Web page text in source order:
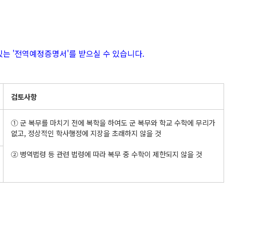
'전역예정증명서'를 받으실 수 있습니다.
검토사항
① 군 복무를 마치기 전에 복학을 하여도 군 복무와 학교 수학에 무리가
없고, 정상적인 학사행정에 지장을 초래하지 않을 것
② 병역법령 등 관련 법령에 따라 복무 중 수학이 제한되지 않을 것